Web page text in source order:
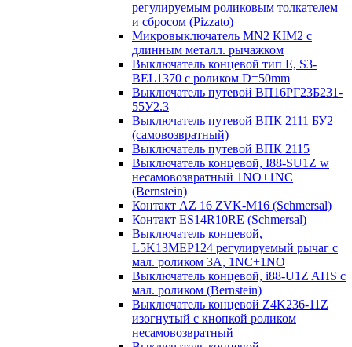
регулируемым роликовым толкателем
и сбросом (Pizzato)
Микровыключатель MN2 KIM2 с
длинным металл. рычажком
Выключатель концевой тип Е, S3-
BEL1370 с роликом D=50mm
Выключатель путевой ВП16РГ23Б231-
55У2.3
Выключатель путевой ВПК 2111 БУ2
(самовозвратный)
Выключатель путевой ВПК 2115
Выключатель концевой, I88-SU1Z w
несамовозвратный 1NO+1NC
(Bernstein)
Контакт AZ 16 ZVK-M16 (Schmersal)
Контакт ES14R10RE (Schmersal)
Выключатель концевой,
L5K13MEP124 регулируемый рычаг с
мал. роликом 3А, 1NC+1NO
Выключатель концевой, i88-U1Z AHS с
мал. роликом (Bernstein)
Выключатель концевой Z4K236-11Z
изогнутый с кнопкой роликом
несамовозвратный